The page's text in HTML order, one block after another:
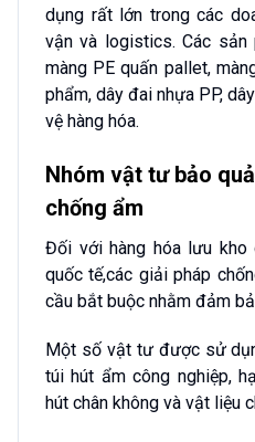
dụng rất lớn trong các
vận và logistics. Các sản
màng PE quấn pallet,
phẩm, dây đai nhựa PP,
vệ hàng hóa.
Nhóm vật tư bảo
chống ẩm
Đối với hàng hóa lưu kho
quốc tế,các giải pháp
cầu bắt buộc nhằm đảm
Một số vật tư được sử
túi hút ẩm công nghiệp,
hút chân không và vật liệu